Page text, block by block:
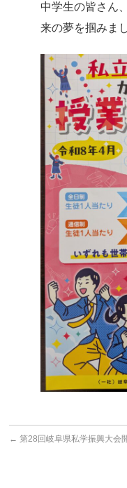
中学生の皆さん
来の夢を掴みま
← 第28回岐阜県私学振興大会